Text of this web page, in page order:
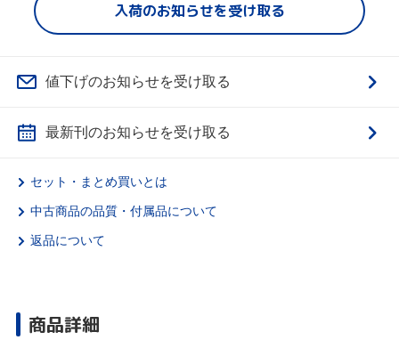
入荷のお知らせを受け取る
値下げのお知らせを受け取る
最新刊のお知らせを受け取る
セット・まとめ買いとは
中古商品の品質・付属品について
返品について
商品詳細